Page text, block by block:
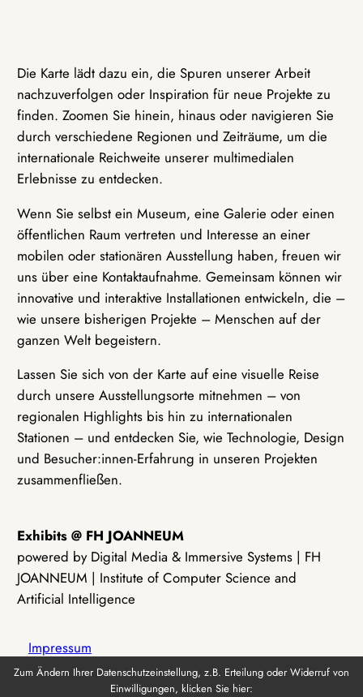
Die Karte lädt dazu ein, die Spuren unserer Arbeit
nachzuverfolgen oder Inspiration für neue Projekte zu
finden. Zoomen Sie hinein, hinaus oder navigieren Sie
durch verschiedene Regionen und Zeiträume, um die
internationale Reichweite unserer multimedialen
Erlebnisse zu entdecken.
Wenn Sie selbst ein Museum, eine Galerie oder einen
öffentlichen Raum vertreten und Interesse an einer
mobilen oder stationären Ausstellung haben, freuen wir
uns über eine Kontaktaufnahme. Gemeinsam können wir
innovative und interaktive Installationen entwickeln, die –
wie unsere bisherigen Projekte – Menschen auf der
ganzen Welt begeistern.
Lassen Sie sich von der Karte auf eine visuelle Reise
durch unsere Ausstellungsorte mitnehmen – von
regionalen Highlights bis hin zu internationalen
Stationen – und entdecken Sie, wie Technologie, Design
und Besucher:innen-Erfahrung in unseren Projekten
zusammenfließen.
Exhibits @ FH JOANNEUM
powered by Digital Media & Immersive Systems | FH
JOANNEUM | Institute of Computer Science and
Artificial Intelligence
Impressum
Zum Ändern Ihrer Datenschutzeinstellung, z.B. Erteilung oder Widerruf von
Einwilligungen, klicken Sie hier: